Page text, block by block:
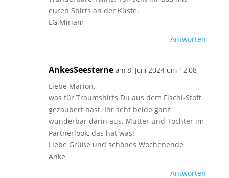
euren Shirts an der Küste.
LG Miriam
Antworten
AnkesSeesterne am 8. Juni 2024 um 12:08
Liebe Marion,
was für Traumshirts Du aus dem Fischi-Stoff
gezaubert hast. Ihr seht beide ganz
wunderbar darin aus. Mutter und Tochter im
Partnerlook, das hat was!
Liebe Grüße und schönes Wochenende
Anke
Antworten